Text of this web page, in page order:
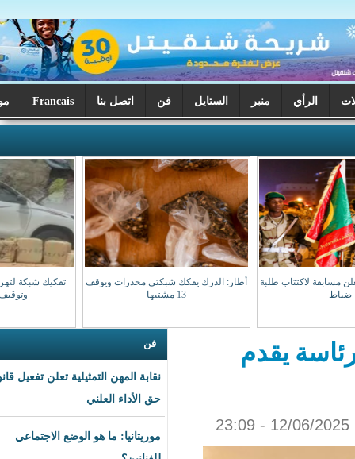
الستايل فن اتصل بنا Francais موريتانيا اليوم
أطار: الدرك يفكك شبكتي مخدرات ويوقف
تفكيك شبكة لتهريب المخدرات بنواذيبو
نقابة المهن التمثيلية تعلن تفعيل قانون
موريتانيا: ما هو الوضع الاجتماعي